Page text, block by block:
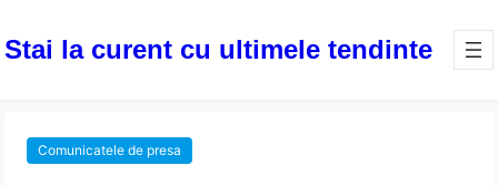
Stai la curent cu ultimele tendinte
Comunicatele de presa